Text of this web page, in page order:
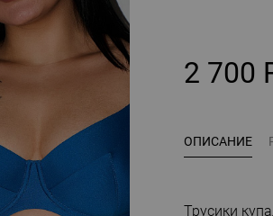
2 700
ОПИСАНИЕ
Трусики